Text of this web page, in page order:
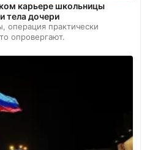
карьере школьницы
тела дочери
практически
опровергают.